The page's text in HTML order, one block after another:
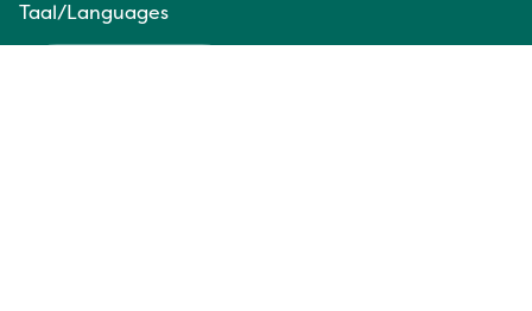
Taal/Languages